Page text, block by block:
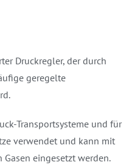
Druckregler, der durch
geregelte
Transportsysteme und für
verwendet und kann mit
eingesetzt werden.